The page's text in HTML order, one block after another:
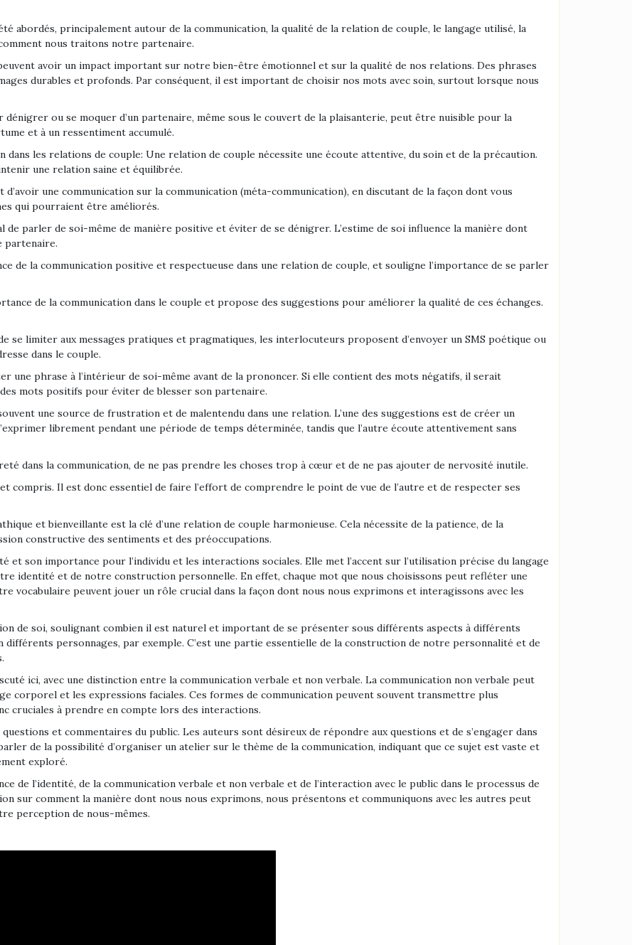
abordés, principalement autour de la communication, la qualité de la relation de couple, le langage utilisé, la
nous traitons notre partenaire.
avoir un impact important sur notre bien-être émotionnel et sur la qualité de nos relations. Des phrases
durables et profonds. Par conséquent, il est important de choisir nos mots avec soin, surtout lorsque nous
ou se moquer d’un partenaire, même sous le couvert de la plaisanterie, peut être nuisible pour la
et à un ressentiment accumulé.
dans les relations de couple: Une relation de couple nécessite une écoute attentive, du soin et de la précaution.
une relation saine et équilibrée.
une communication sur la communication (méta-communication), en discutant de la façon dont vous
qui pourraient être améliorés.
parler de soi-même de manière positive et éviter de se dénigrer. L’estime de soi influence la manière dont
partenaire.
de la communication positive et respectueuse dans une relation de couple, et souligne l’importance de se parler
de la communication dans le couple et propose des suggestions pour améliorer la qualité de ces échanges.
se limiter aux messages pratiques et pragmatiques, les interlocuteurs proposent d’envoyer un SMS poétique ou
dans le couple.
une phrase à l’intérieur de soi-même avant de la prononcer. Si elle contient des mots négatifs, il serait
mots positifs pour éviter de blesser son partenaire.
une source de frustration et de malentendu dans une relation. L’une des suggestions est de créer un
librement pendant une période de temps déterminée, tandis que l’autre écoute attentivement sans
dans la communication, de ne pas prendre les choses trop à cœur et de ne pas ajouter de nervosité inutile.
compris. Il est donc essentiel de faire l’effort de comprendre le point de vue de l’autre et de respecter ses
et bienveillante est la clé d’une relation de couple harmonieuse. Cela nécessite de la patience, de la
constructive des sentiments et des préoccupations.
et son importance pour l’individu et les interactions sociales. Elle met l’accent sur l’utilisation précise du langage
identité et de notre construction personnelle. En effet, chaque mot que nous choisissons peut refléter une
vocabulaire peuvent jouer un rôle crucial dans la façon dont nous nous exprimons et interagissons avec les
de soi, soulignant combien il est naturel et important de se présenter sous différents aspects à différents
personnages, par exemple. C’est une partie essentielle de la construction de notre personnalité et de
ici, avec une distinction entre la communication verbale et non verbale. La communication non verbale peut
corporel et les expressions faciales. Ces formes de communication peuvent souvent transmettre plus
cruciales à prendre en compte lors des interactions.
et commentaires du public. Les auteurs sont désireux de répondre aux questions et de s’engager dans
de la possibilité d’organiser un atelier sur le thème de la communication, indiquant que ce sujet est vaste et
exploré.
de l’identité, de la communication verbale et non verbale et de l’interaction avec le public dans le processus de
sur comment la manière dont nous nous exprimons, nous présentons et communiquons avec les autres peut
perception de nous-mêmes.